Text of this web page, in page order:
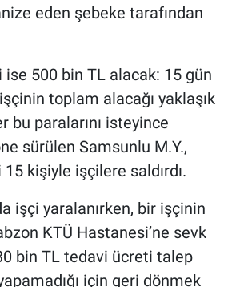
eden şebeke tarafından
ise 500 bin TL alacak: 15 gün
toplam alacağı yaklaşık
bu paralarını isteyince
sürülen Samsunlu M.Y.,
kişiyle işçilere saldırdı.
işçi yaralanırken, bir işçinin
KTÜ Hastanesi’ne sevk
bin TL tedavi ücreti talep
için geri dönmek